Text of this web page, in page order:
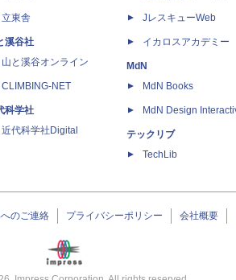
立東舎
溪谷社
山と溪谷オンライン
CLIMBING-NET
科学社
近代科学社Digital
JレスキューWeb
イカロスアカデミー
MdN
MdN Books
MdN Design
テックリブ
TechLib
のご連絡 プライバシーポリシー 会社概要